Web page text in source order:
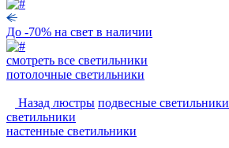
До -70% на свет в наличии
смотреть все светильники
потолочные светильники
Назад люстры подвесные светильники
светильники
настенные светильники